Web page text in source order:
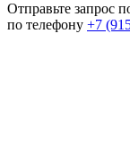
Отправьте запрос
по телефону +7